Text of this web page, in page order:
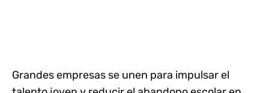
Grandes empresas se unen para impulsar el